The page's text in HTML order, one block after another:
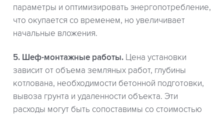
параметры и оптимизировать энергопотребление,
что окупается со временем, но увеличивает
начальные вложения.
5. Шеф-монтажные работы. Цена установки
зависит от объема земляных работ, глубины
котлована, необходимости бетонной подготовки,
вывоза грунта и удаленности объекта. Эти
расходы могут быть сопоставимы со стоимостью